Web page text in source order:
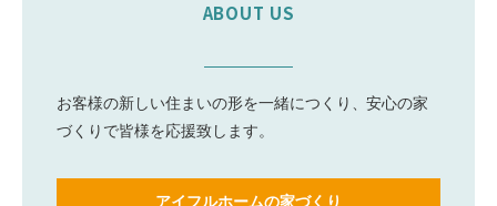
ABOUT US
お客様の新しい住まいの形を一緒につくり、安心の家
づくりで皆様を応援致します。
アイフルホームの家づくり